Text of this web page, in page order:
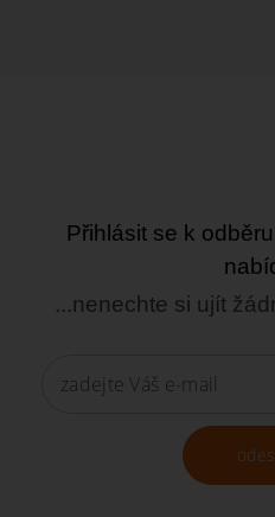
Přihlásit se k
...nenechte si ujít